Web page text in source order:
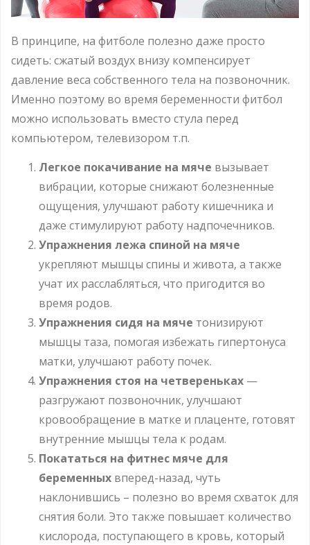
В принципе, на фитболе полезно даже просто
сидеть: сжатый воздух внизу компенсирует
давление веса собственного тела на позвоночник.
Именно поэтому во время беременности фитбол
можно использовать вместо стула перед
компьютером, телевизором т.п.
Легкое покачивание на мяче вызывает
вибрации, которые снижают болезненные
ощущения, улучшают работу кишечника и
даже стимулируют работу надпочечников.
Упражнения лежа спиной на мяче
укрепляют мышцы спины и живота, а также
учат их расслабляться, что пригодится во
время родов.
Упражнения сидя на мяче тонизируют
мышцы таза, помогая избежать гипертонуса
матки, улучшают работу почек.
Упражнения стоя на четвереньках —
разгружают позвоночник, улучшают
кровообращение в матке и плаценте, готовят
внутренние мышцы тела к родам.
Покататься на фитнес мяче для
беременных вперед-назад, чуть
наклонившись – полезно во время схваток для
снятия боли. Это также повышает количество
кислорода, поступающего в кровь, который